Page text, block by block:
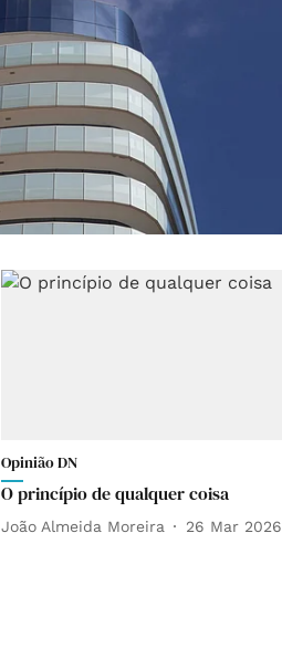
Opinião DN
O princípio de qualquer coisa
João Almeida Moreira 26 Mar 2026